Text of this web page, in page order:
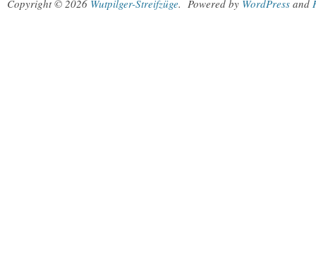
Copyright © 2026 Wutpilger-Streifzüge. Powered by WordPress and